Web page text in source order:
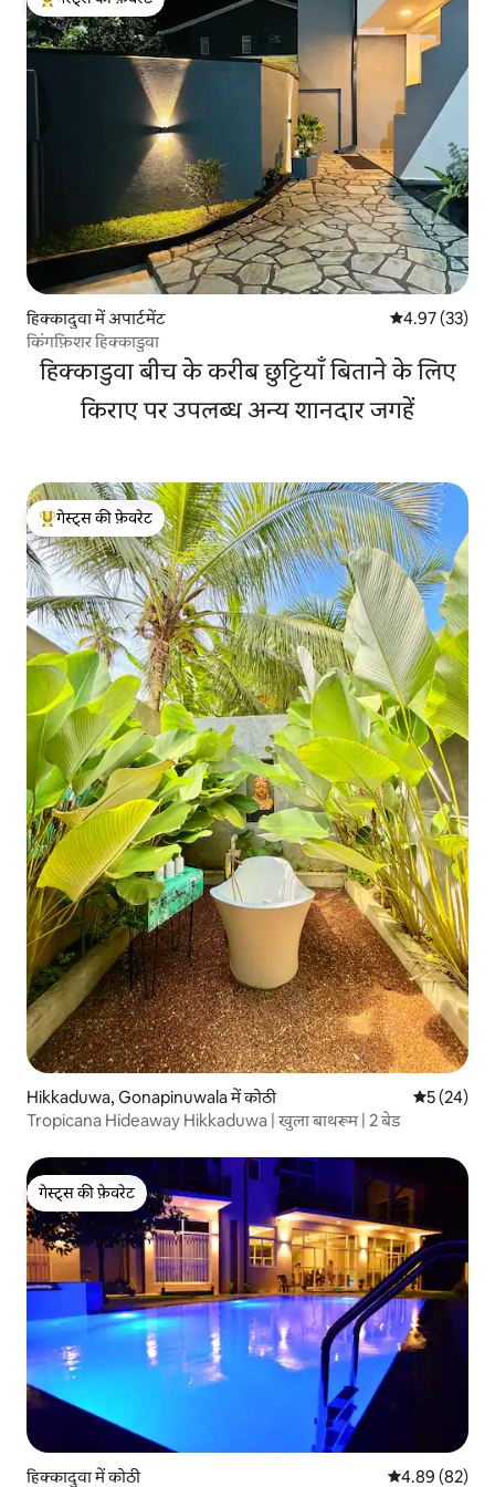
गेस्ट्स का टॉप फ़ेवरेट
हिक्कादुवा में अपार्टमेंट औसत रेटिंग 5 में
4.97 (33)
किंगफ़िशर हिक्काडुवा
हिक्काडुवा बीच के करीब छुट्टियाँ बिताने के लिए
किराए पर उपलब्ध अन्य शानदार जगहें
गेस्ट्स का टॉप फ़ेवरेट
गेस्ट्स की फ़ेवरेट
Hikkaduwa, Gonapinuwala में कोठी औसत रेटिंग
5 (24)
Tropicana Hideaway Hikkaduwa | खुला बाथरूम | 2 बेड
गेस्ट्स की फ़ेवरेट
गेस्ट्स की फ़ेवरेट
हिक्कादुवा में कोठी औसत रेटिंग 5 में
4.89 (82)